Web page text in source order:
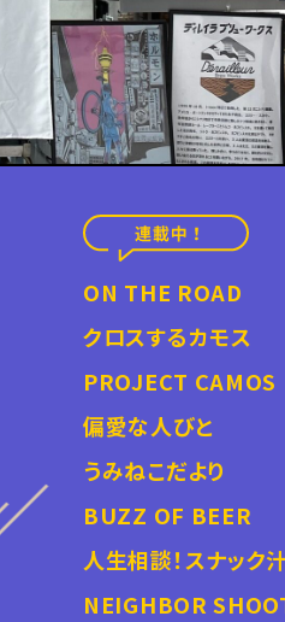
ON THE ROAD
クロスするカモス
PROJECT CAMOS
偏愛な人びと
うみねこだより
BUZZ OF BEER
人生相談！スナック
NEIGHBOR